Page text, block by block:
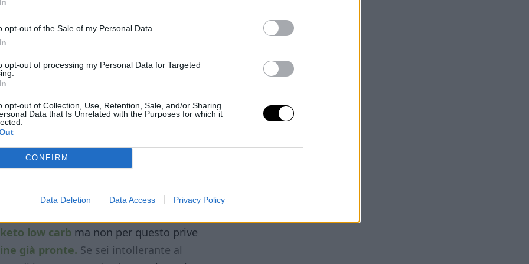
opt-out of the Sale of my Personal Data.
opt-out of processing my Personal Data for Targeted
opt-out of Collection, Use, Retention, Sale, and/or Sharing
Data that Is Unrelated with the Purposes for which it
CONFIRM
Data Deletion Data Access Privacy Policy
passo, scorri l’articolo fino allascheda
su YouTube!
low carb ma non per questo prive
già pronte. Se sei intollerante al